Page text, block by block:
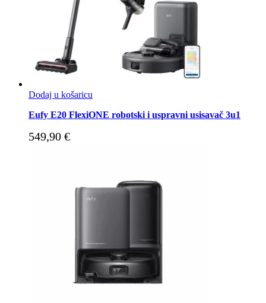
Dodaj u košaricu
Eufy E20 FlexiONE robotski i uspravni usisavač 3u1
549,90 €